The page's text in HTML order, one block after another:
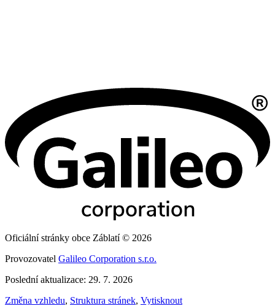
Oficiální stránky obce Záblatí © 2026
Provozovatel Galileo Corporation s.r.o.
Poslední aktualizace: 29. 7. 2026
Změna vzhledu, Struktura stránek, Vytisknout